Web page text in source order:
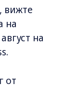
вижте
на
на
от